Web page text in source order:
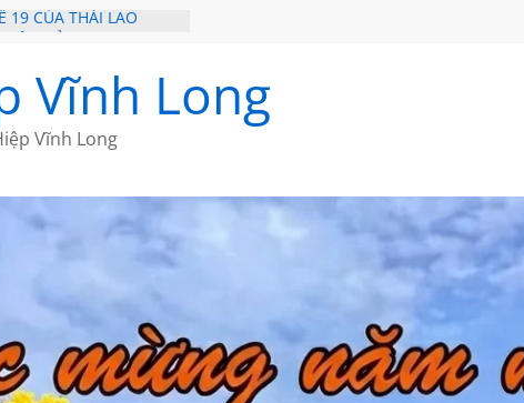
19 CỦA THÁI LÃO
NGỌC VIỄN ĐÔNG
20 CỦA THÁI LÃO
Vĩnh Long
Vĩnh Long